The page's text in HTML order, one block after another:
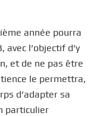
année pourra
avec l’objectif d’y
et de ne pas être
le permettra,
d’adapter sa
particulier